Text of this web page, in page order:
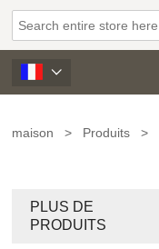

maison > Produits >
PLUS DE
PRODUITS